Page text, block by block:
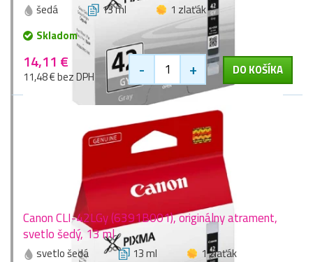
šedá 13 ml
1 zlaťák
Skladom
14,11 €
11,48 € bez DPH - + DO KOŠÍKA
Canon CLI-42LGy (6391B001), originálny atrament,
svetlo šedý, 13 ml
svetlo šedá 13 ml
1 zlaťák